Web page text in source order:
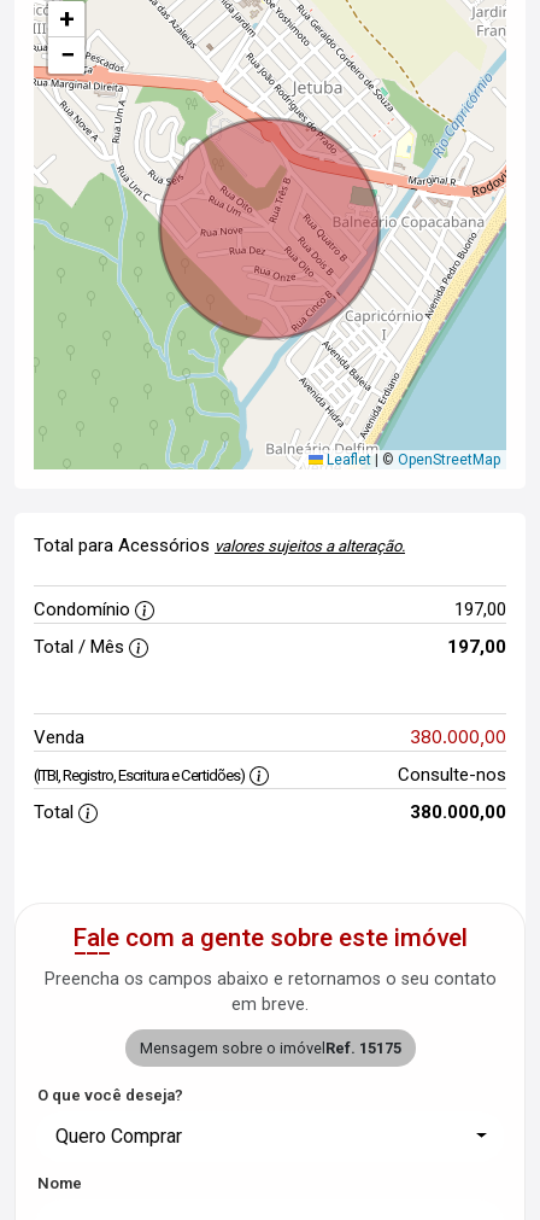
+
−
Leaflet | © OpenStreetMap
Total para Acessórios valores sujeitos a alteração.
Condomínio
197,00
Total / Mês
197,00
Venda 380.000,00
(ITBI, Registro, Escritura e Certidões)
Consulte-nos
Total
380.000,00
Fale com a gente sobre este imóvel
Preencha os campos abaixo e retornamos o seu contato
em breve.
Mensagem sobre o imóvelRef. 15175
O que você deseja?
Quero Comprar
Nome